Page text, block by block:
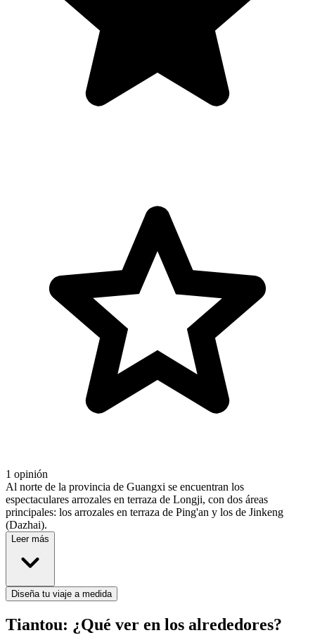
1 opinión
Al norte de la provincia de Guangxi se encuentran los
espectaculares arrozales en terraza de Longji, con dos áreas
principales: los arrozales en terraza de Ping'an y los de Jinkeng
(Dazhai).
Leer más
Diseña tu viaje a medida
Tiantou: ¿Qué ver en los alrededores?